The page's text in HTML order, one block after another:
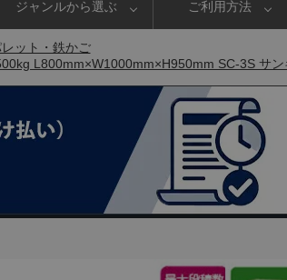
ジャンルから選ぶ ご利用方法
ット・鉄かご
L800mm×W1000mm×H950mm SC-3S サ